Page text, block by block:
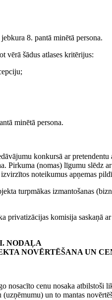
8. pantā minētā persona.
vērā šādus atlases kritērijus:
minētā persona.
konkursā ar pretendentu
Pirkuma (nomas) līgumu slēdz
noteikumus apņemas
turpmākas izmantošanas
privatizācijas komisija saskaņā
NODAĻA
NOVĒRTĒŠANA UN
nosacīto cenu nosaka atbilstoši
un to mantas